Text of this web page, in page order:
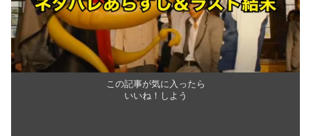
この記事が気に入ったら
いいね！しよう